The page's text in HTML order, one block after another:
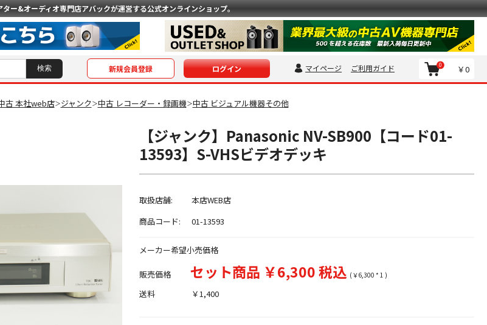
ター&オーディオ専門店アバックが運営する公式オンラインショップ。
新規会員登録 ログイン マイページ ご利用ガイド ￥0
0
古 本社web店＞ジャンク＞中古 レコーダー・録画機＞中古 ビジュアル機器その他
【ジャンク】Panasonic NV-SB900【コード01-
13593】S-VHSビデオデッキ
取扱店舗:
本店WEB店
商品コード:
01-13593
メーカー希望小売価格
販売価格 セット商品 ￥6,300 税込 (￥6,300 * 1 )
送料 ￥1,400